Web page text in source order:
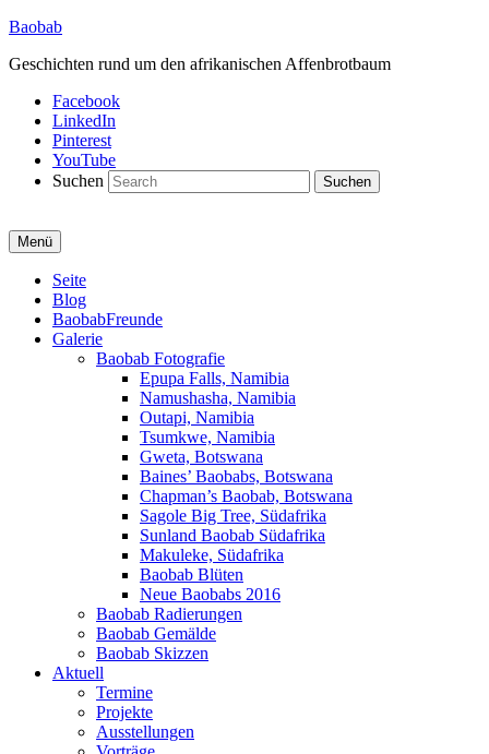
Baobab
Geschichten rund um den afrikanischen Affenbrotbaum
Facebook
LinkedIn
Pinterest
YouTube
Suchen
Menü
Primäres
Menü
Seite
Blog
BaobabFreunde
Galerie
Baobab Fotografie
Epupa Falls, Namibia
Namushasha, Namibia
Outapi, Namibia
Tsumkwe, Namibia
Gweta, Botswana
Baines’ Baobabs, Botswana
Chapman’s Baobab, Botswana
Sagole Big Tree, Südafrika
Sunland Baobab Südafrika
Makuleke, Südafrika
Baobab Blüten
Neue Baobabs 2016
Baobab Radierungen
Baobab Gemälde
Baobab Skizzen
Aktuell
Termine
Projekte
Ausstellungen